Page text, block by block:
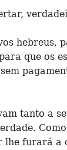
hebreus,
que os
tanto a
lhe furará a